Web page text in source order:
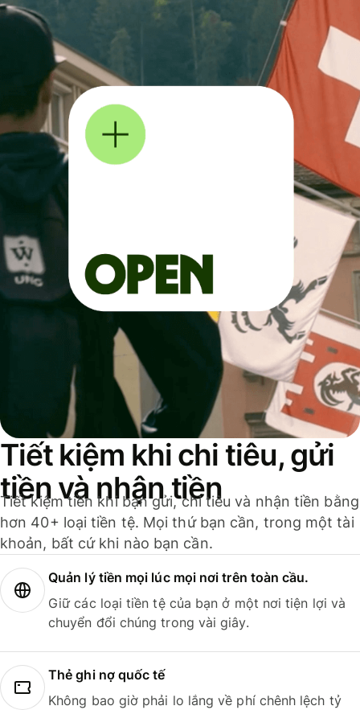
Tiết kiệm khi chi tiêu, gửi
tiền và nhận tiền
Tiết kiệm tiền khi bạn gửi, chi tiêu và nhận tiền bằng
hơn 40+ loại tiền tệ. Mọi thứ bạn cần, trong một tài
khoản, bất cứ khi nào bạn cần.
Quản lý tiền mọi lúc mọi nơi trên toàn cầu.
Giữ các loại tiền tệ của bạn ở một nơi tiện lợi và
chuyển đổi chúng trong vài giây.
Thẻ ghi nợ quốc tế
Không bao giờ phải lo lắng về phí chênh lệch tỷ